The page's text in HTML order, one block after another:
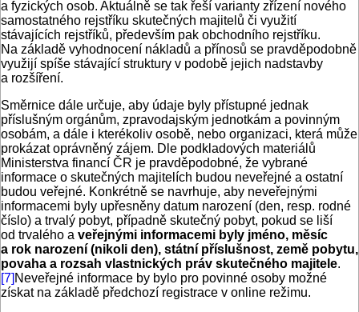
a fyzických osob. Aktuálně se tak řeší varianty zřízení nového
samostatného rejstříku skutečných majitelů či využití
stávajících rejstříků, především pak obchodního rejstříku.
Na základě vyhodnocení nákladů a přínosů se pravděpodobně
využijí spíše stávající struktury v podobě jejich nadstavby
a rozšíření.
Směrnice dále určuje, aby údaje byly přístupné jednak
příslušným orgánům, zpravodajským jednotkám a povinným
osobám, a dále i kterékoliv osobě, nebo organizaci, která může
prokázat oprávněný zájem. Dle podkladových materiálů
Ministerstva financí ČR je pravděpodobné, že vybrané
informace o skutečných majitelích budou neveřejné a ostatní
budou veřejné. Konkrétně se navrhuje, aby neveřejnými
informacemi byly upřesněny datum narození (den, resp. rodné
číslo) a trvalý pobyt, případně skutečný pobyt, pokud se liší
od trvalého a veřejnými informacemi byly jméno, měsíc
a rok narození (nikoli den), státní příslušnost, země pobytu,
povaha a rozsah vlastnických práv skutečného majitele.
[7] Neveřejné informace by bylo pro povinné osoby možné
získat na základě předchozí registrace v online režimu.